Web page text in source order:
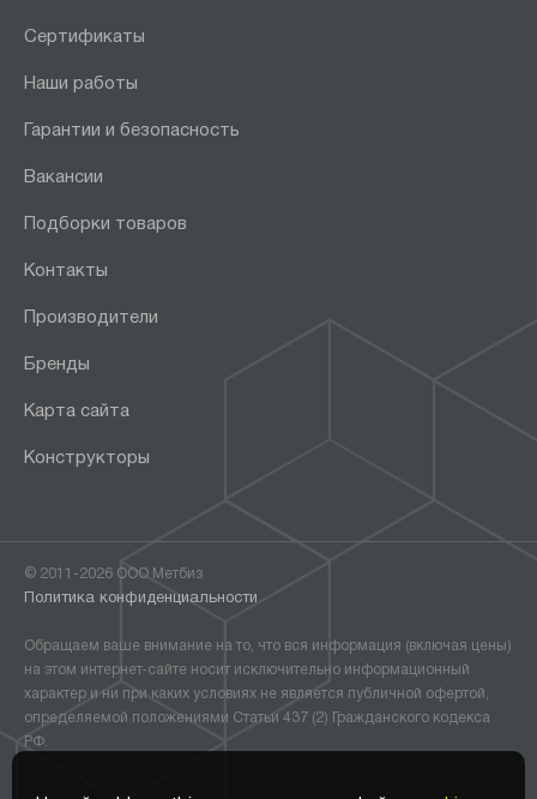
Сертификаты
Наши работы
Гарантии и безопасность
Вакансии
Подборки товаров
Контакты
Производители
Бренды
Карта сайта
Конструкторы
© 2011-2026 ООО Метбиз
Политика конфиденциальности
Обращаем ваше внимание на то, что вся информация (включая цены)
на этом интернет-сайте носит исключительно информационный
характер и ни при каких условиях не является публичной офертой,
определяемой положениями Статьи 437 (2) Гражданского кодекса
РФ.